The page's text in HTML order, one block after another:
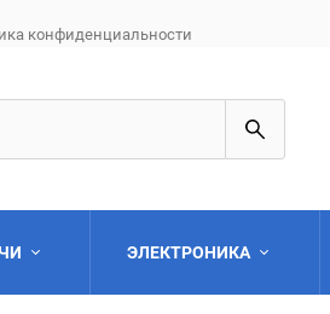
конфиденциальности
ЭЛЕКТРОНИКА